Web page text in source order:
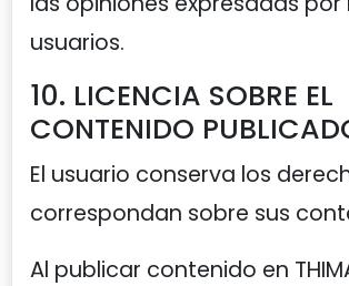
usuarios.
10. LICENCIA SOBRE EL
CONTENIDO
El usuario conserva los
correspondan sobre sus
Al publicar contenido en